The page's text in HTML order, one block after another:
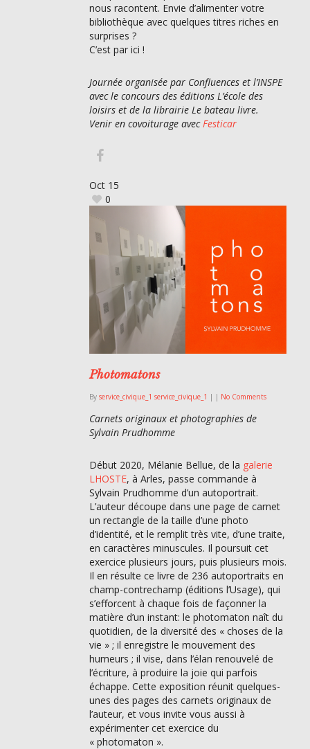
nous racontent. Envie d’alimenter votre
bibliothèque avec quelques titres riches en
surprises ?
C’est par ici !
Journée organisée par Confluences et l’INSPE
avec le concours des éditions L’école des
loisirs et de la librairie Le bateau livre.
Venir en covoiturage avecFesticar
Oct 15
0
Photomatons
By service_civique_1 service_civique_1 | | No Comments
Carnets originaux et photographies de
Sylvain Prudhomme
Début 2020, Mélanie Bellue, de la galerie
LHOSTE, à Arles, passe commande à
Sylvain Prudhomme d’un autoportrait.
L’auteur découpe dans une page de carnet
un rectangle de la taille d’une photo
d’identité, et le remplit très vite, d’une traite,
en caractères minuscules. Il poursuit cet
exercice plusieurs jours, puis plusieurs mois.
Il en résulte ce livre de 236 autoportraits en
champ-contrechamp (éditions l’Usage), qui
s’efforcent à chaque fois de façonner la
matière d’un instant: le photomaton naît du
quotidien, de la diversité des « choses de la
vie » ; il enregistre le mouvement des
humeurs ; il vise, dans l’élan renouvelé de
l’écriture, à produire la joie qui parfois
échappe. Cette exposition réunit quelques-
unes des pages des carnets originaux de
l’auteur, et vous invite vous aussi à
expérimenter cet exercice du
« photomaton ».